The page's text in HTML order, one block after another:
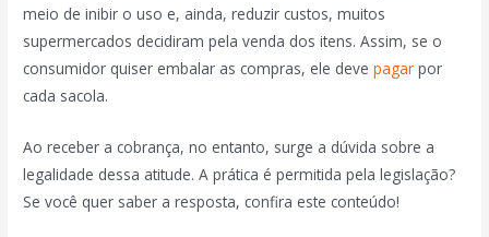
meio de inibir o uso e, ainda, reduzir custos, muitos
supermercados decidiram pela venda dos itens. Assim, se o
consumidor quiser embalar as compras, ele devepagar por
cada sacola.
Ao receber a cobrança, no entanto, surge a dúvida sobre a
legalidade dessa atitude. A prática é permitida pela legislação?
Se você quer saber a resposta, confira este conteúdo!